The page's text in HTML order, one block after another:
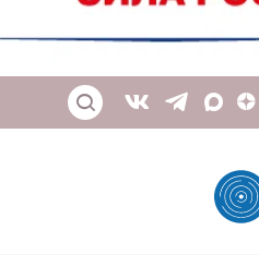
S V T X Z